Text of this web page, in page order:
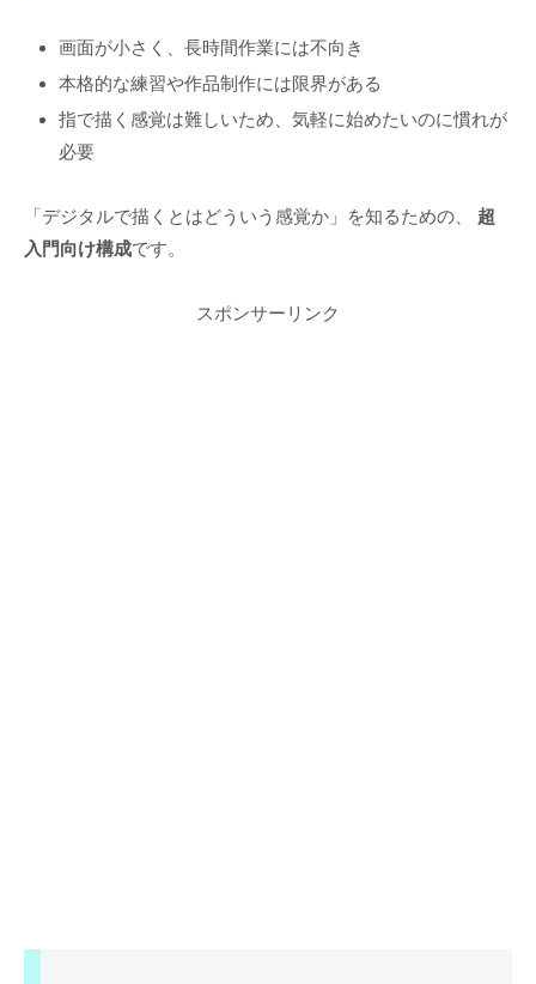
画面が小さく、長時間作業には不向き
本格的な練習や作品制作には限界がある
指で描く感覚は難しいため、気軽に始めたいのに慣れが
必要
「デジタルで描くとはどういう感覚か」を知るための、 超
入門向け構成です。
スポンサーリンク